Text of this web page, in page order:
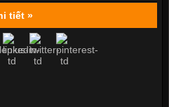
tiết »